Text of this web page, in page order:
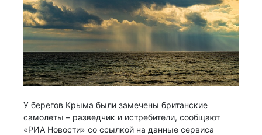
У берегов Крыма были замечены британские
самолеты – разведчик и истребители, сообщают
«РИА Новости» со ссылкой на данные сервиса